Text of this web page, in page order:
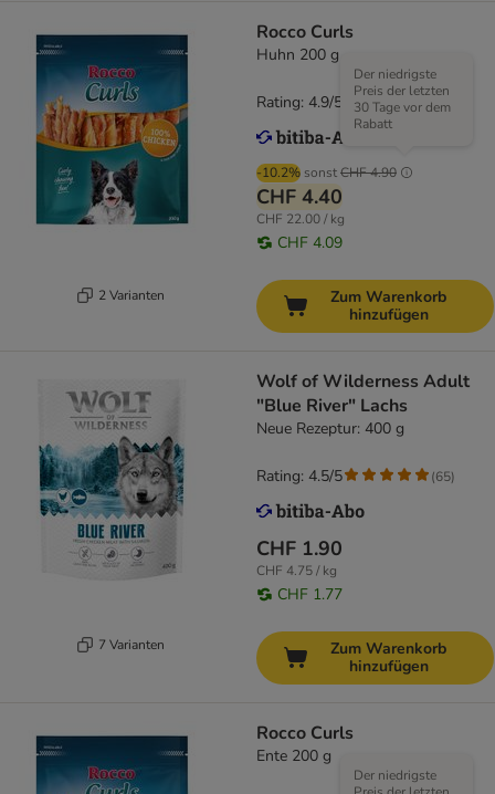
2 Varianten
Rocco Curls
Huhn 200 g
-10.2% sonstCHF 4.90
Der niedrigste
Preis der letzten
30 Tage vor dem
Rabatt
CHF 4.40
CHF 22.00 / kg
CHF 4.09
Rating: 4.9/5 (14
Zum Warenkorb
hinzufügen
7 Varianten
Wolf of Wilderness Adult
"Blue River" Lachs
Neue Rezeptur: 400 g
CHF 1.90
CHF 4.75 / kg
CHF 1.77
Rating: 4.5/5 (65)
Zum Warenkorb
hinzufügen
Rocco Curls
Ente 200 g
Der niedrigste